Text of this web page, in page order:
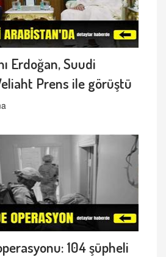
Erdoğan, Suudi
Prens ile görüştü
104 şüpheli